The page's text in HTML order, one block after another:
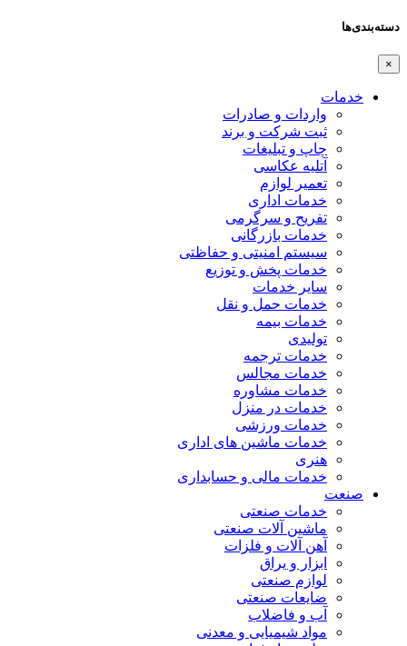
دسته‌بندی‌ها
×
خدمات
واردات و صادرات
ثبت شرکت و برند
چاپ و تبلیغات
آتلیه عکاسی
تعمیر لوازم
خدمات اداری
تفریح و سرگرمی
خدمات بازرگانی
سیستم امنیتی و حفاظتی
خدمات پخش و توزیع
سایر خدمات
خدمات حمل و نقل
خدمات بیمه
تولیدی
خدمات ترجمه
خدمات مجالس
خدمات مشاوره
خدمات در منزل
خدمات ورزشی
خدمات ماشین های اداری
هنری
خدمات مالی و حسابداری
صنعت
خدمات صنعتی
ماشین آلات صنعتی
آهن آلات و فلزات
ابزار و یراق
لوازم صنعتی
ضایعات صنعتی
آب و فاضلاب
مواد شیمیایی و معدنی